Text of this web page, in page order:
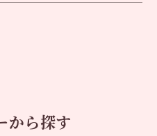
から探す